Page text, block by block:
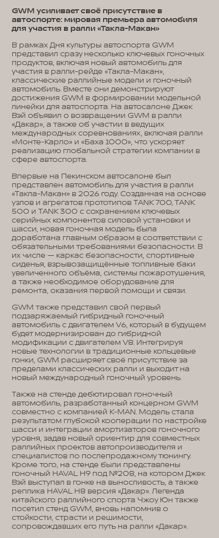
GWM усиливает своё присутствие в
автоспорте: мировая премьера автомобиля
для участия в ралли «Такла-Макан»
В рамках Дня культуры автоспорта GWM
представил сразу несколько ключевых гоночных
продуктов, включая новый автомобиль для
участия в ралли-рейде «Такла-Макан»,
классические раллийные модели и гоночный
автомобиль. Вместе они демонстрируют
достижения GWM в формировании модельной
линейки для автоспорта. На автосалоне Джек
Вэй объявил о возвращении GWM в ралли
«Дакар», а также об участии в ведущих
международных соревнованиях, включая ралли
«Монте-Карло» и «Баха 1000», что ускоряет
реализацию глобальной стратегии компании в
сфере автоспорта.
Впервые на Пекинском автосалоне был
представлен автомобиль для участия в ралли
«Такла-Макан» в 2026 году. Созданная на основе
узлов и агрегатов прототипов TANK 700, TANK
500 и TANK 300 с сохранением ключевых
серийных компонентов силовой установки и
шасси, новая гоночная модель была
доработана главным образом в соответствии с
обязательными требованиями безопасности. В
их числе — каркас безопасности, спортивные
сиденья, взрывозащищённые топливные баки
увеличенного объёма, системы пожаротушения,
а также необходимое оборудование для
ремонта, оказания первой помощи и связи.
GWM также представил свой первый
подзаряжаемый гибридный гоночный
автомобиль с двигателем V6, который в будущем
будет модернизирован до гибридной
модификации с двигателем V8. Интегрируя
новые технологии в традиционные кольцевые
гонки, GWM расширяет своё присутствие за
пределами классических ралли и выходит на
новый международный гоночный уровень.
Также на стенде дебютировал гоночный
автомобиль, разработанный концерном GWM
совместно с компанией K-MAN. Модель стала
результатом глубокой кооперации по настройке
шасси и интеграции амортизаторов гоночного
уровня, задав новый ориентир для совместных
раллийных проектов автопроизводителя и
специалистов по послепродажному тюнингу.
Кроме того, на стенде были представлены
гоночный HAVAL H9 под №208, на котором Джек
Вэй выступал в гонке на выносливость, а также
реплика HAVAL H8 версия «Дакар». Легенда
китайского раллийного спорта Чжоу Юн также
посетил стенд GWM, вновь напомнив о
стойкости, страсти и решимости,
сопровождавших его путь на ралли «Дакар».